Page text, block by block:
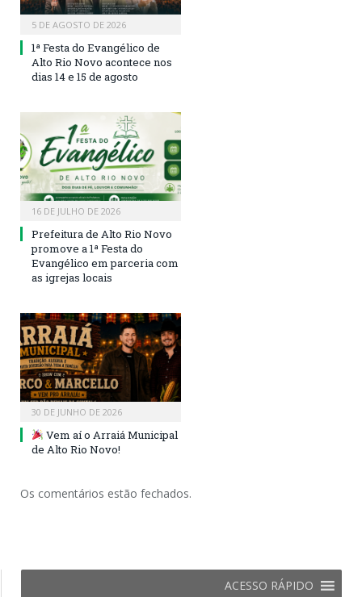
5 DE AGOSTO DE 2026
1ª Festa do Evangélico de
Alto Rio Novo acontece nos
dias 14 e 15 de agosto
16 DE JULHO DE 2026
Prefeitura de Alto Rio Novo
promove a 1ª Festa do
Evangélico em parceria com
as igrejas locais
30 DE JUNHO DE 2026
Vem aí o Arraiá Municipal
de Alto Rio Novo!
Os comentários estão fechados.
ACESSO RÁPIDO